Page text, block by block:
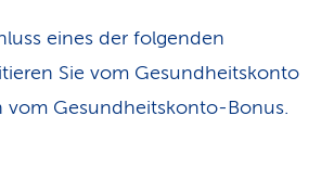
eines der folgenden
Sie vom Gesundheitskonto
vom Gesundheitskonto-Bonus.